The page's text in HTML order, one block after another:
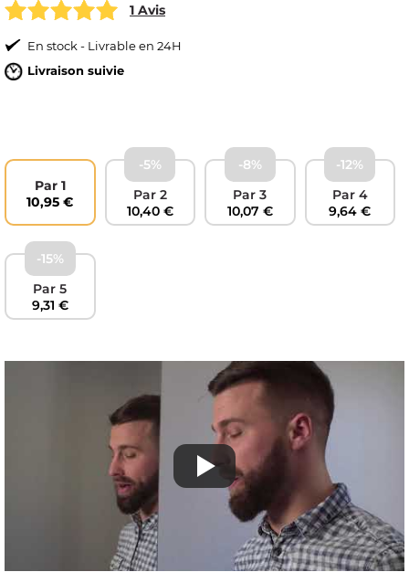
1 Avis
En stock - Livrable en 24H
Livraison suivie
Par 1
10,95 €
-5%
Par 2
10,40 €
-8%
Par 3
10,07 €
-12%
Par 4
9,64 €
-15%
Par 5
9,31 €